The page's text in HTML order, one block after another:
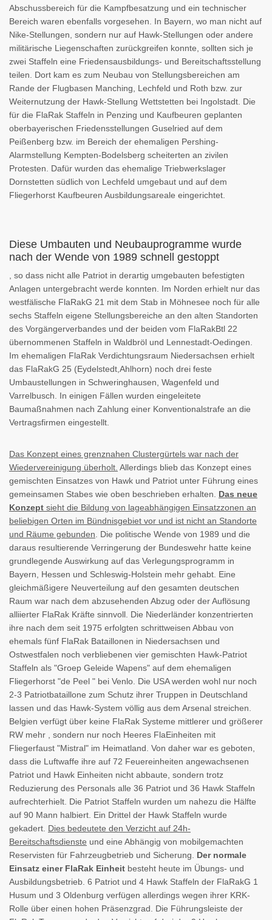
Abschussbereich für die Kampfbesatzung und ein technischer
Bereich waren ebenfalls vorgesehen. In Bayern, wo man nicht auf
Nike-Stellungen, sondern nur auf Hawk-Stellungen oder andere
militärische Liegenschaften zurückgreifen konnte, sollten sich je
zwei Staffeln eine Friedensausbildungs- und Bereitschaftsstellung
teilen. Dort kam es zum Neubau von Stellungsbereichen am
Rande der Flugbasen Manching, Lechfeld und Roth bzw. zur
Weiternutzung der Hawk-Stellung Wettstetten bei Ingolstadt. Die
für die FlaRak Staffeln in Penzing und Kaufbeuren geplanten
oberbayerischen Friedensstellungen Guselried auf dem
Peißenberg bzw. im Bereich der ehemaligen Pershing-
Alarmstellung Kempten-Bodelsberg scheiterten an zivilen
Protesten. Dafür wurden das ehemalige Triebwerkslager
Dornstetten südlich von Lechfeld umgebaut und auf dem
Fliegerhorst Kaufbeuren Ausbildungsareale eingerichtet.
Diese Umbauten und Neubauprogramme wurde
nach der Wende von 1989 schnell gestoppt
, so dass nicht alle Patriot in derartig umgebauten befestigten
Anlagen untergebracht werde konnten. Im Norden erhielt nur das
westfälische FlaRakG 21 mit dem Stab in Möhnesee noch für alle
sechs Staffeln eigene Stellungsbereiche an den alten Standorten
des Vorgängerverbandes und der beiden vom FlaRakBtl 22
übernommenen Staffeln in Waldbröl und Lennestadt-Oedingen.
Im ehemaligen FlaRak Verdichtungsraum Niedersachsen erhielt
das FlaRakG 25 (Eydelstedt,Ahlhorn) noch drei feste
Umbaustellungen in Schweringhausen, Wagenfeld und
Varrelbusch. In einigen Fällen wurden eingeleitete
Baumaßnahmen nach Zahlung einer Konventionalstrafe an die
Vertragsfirmen eingestellt.
Das Konzept eines grenznahen Clustergürtels war nach der
Wiedervereinigung überholt. Allerdings blieb das Konzept eines
gemischten Einsatzes von Hawk und Patriot unter Führung eines
gemeinsamen Stabes wie oben beschrieben erhalten. Das neue
Konzept sieht die Bildung von lageabhängigen Einsatzzonen an
beliebigen Orten im Bündnisgebiet vor und ist nicht an Standorte
und Räume gebunden . Die politische Wende von 1989 und die
daraus resultierende Verringerung der Bundeswehr hatte keine
grundlegende Auswirkung auf das Verlegungsprogramm in
Bayern, Hessen und Schleswig-Holstein mehr gehabt. Eine
gleichmäßigere Neuverteilung auf den gesamten deutschen
Raum war nach dem abzusehenden Abzug oder der Auflösung
alliierter FlaRak Kräfte sinnvoll. Die Niederländer konzentrierten
ihre nach dem seit 1975 erfolgten schrittweisen Abbau von
ehemals fünf FlaRak Bataillonen in Niedersachsen und
Ostwestfalen noch verbliebenen vier gemischten Hawk-Patriot
Staffeln als "Groep Geleide Wapens" auf dem ehemaligen
Fliegerhorst "de Peel " bei Venlo. Die USA werden wohl nur noch
2-3 Patriotbataillone zum Schutz ihrer Truppen in Deutschland
lassen und das Hawk-System völlig aus dem Arsenal streichen.
Belgien verfügt über keine FlaRak Systeme mittlerer und größerer
RW mehr , sondern nur noch Heeres FlaEinheiten mit
Fliegerfaust "Mistral" im Heimatland. Von daher war es geboten,
dass die Luftwaffe ihre auf 72 Feuereinheiten angewachsenen
Patriot und Hawk Einheiten nicht abbaute, sondern trotz
Reduzierung des Personals alle 36 Patriot und 36 Hawk Staffeln
aufrechterhielt. Die Patriot Staffeln wurden um nahezu die Hälfte
auf 90 Mann halbiert. Ein Drittel der Hawk Staffeln wurde
gekadert. Dies bedeutete den Verzicht auf 24h-
Bereitschaftsdienste und eine Abhängig von mobilgemachten
Reservisten für Fahrzeugbetrieb und Sicherung. Der normale
Einsatz einer FlaRak Einheit besteht heute im Übungs- und
Ausbildungsbetrieb. 6 Patriot und 4 Hawk Staffeln der FlaRakG 1
Husum und 3 Oldenburg verfügen allerdings wegen ihrer KRK-
Rolle über einen hohen Präsenzgrad. Die Führungsleiste der